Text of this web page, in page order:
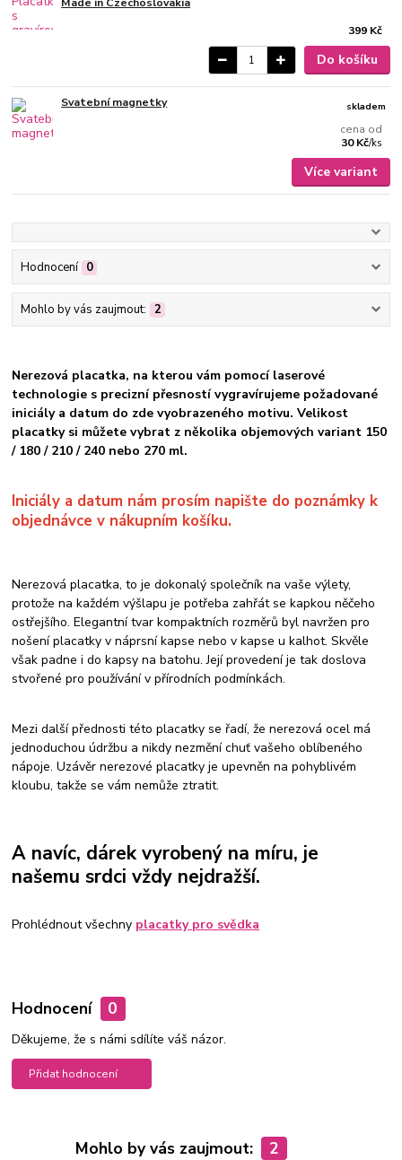
Made in Czechoslovakia
399 Kč
Do košíku
Svatební magnetky
cena od
30 Kč/ks
skladem
Více variant
Hodnocení 0
Mohlo by vás zaujmout: 2
Nerezová placatka, na kterou vám pomocí laserové
technologie s precizní přesností vygravírujeme požadované
iniciály a datum do zde vyobrazeného motivu. Velikost
placatky si můžete vybrat z několika objemových variant 150
/ 180 / 210 / 240 nebo 270 ml.
Iniciály a datum nám prosím napište do poznámky k
objednávcev nákupním košíku.
Nerezová placatka, to je dokonalý společník na vaše výlety,
protože na každém výšlapu je potřeba zahřát se kapkou něčeho
ostřejšího. Elegantní tvar kompaktních rozměrů byl navržen pro
nošení placatky v náprsní kapse nebo v kapse u kalhot. Skvěle
však padne i do kapsy na batohu. Její provedení je tak doslova
stvořené pro používání v přírodních podmínkách.
Mezi další přednosti této placatky se řadí, že nerezová ocel má
jednoduchou údržbu a nikdy nezmění chuť vašeho oblíbeného
nápoje. Uzávěr nerezové placatky je upevněn na pohyblivém
kloubu, takže se vám nemůže ztratit.
A navíc, dárek vyrobený na míru, je
našemu srdci vždy nejdražší.
Prohlédnout všechny placatky pro svědka
Hodnocení 0
Děkujeme, že s námi sdílíte váš názor.
Přidat hodnocení
Mohlo by vás zaujmout: 2